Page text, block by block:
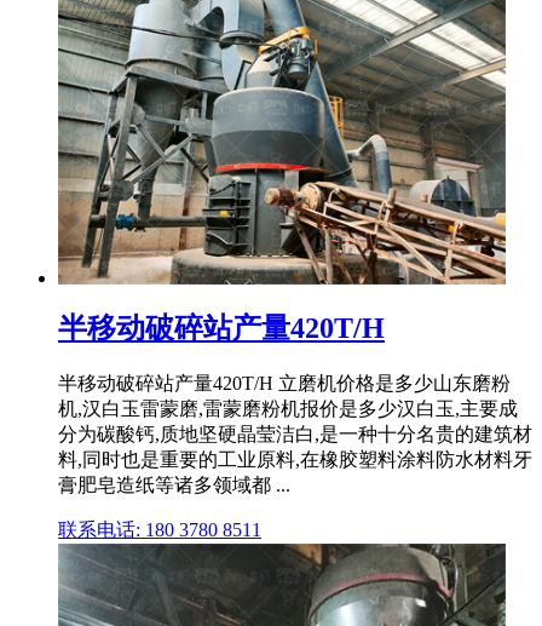
半移动破碎站产量420T/H
半移动破碎站产量420T/H 立磨机价格是多少山东磨粉
机,汉白玉雷蒙磨,雷蒙磨粉机报价是多少汉白玉,主要成
分为碳酸钙,质地坚硬晶莹洁白,是一种十分名贵的建筑材
料,同时也是重要的工业原料,在橡胶塑料涂料防水材料牙
膏肥皂造纸等诸多领域都 ...
联系电话: 180 3780 8511